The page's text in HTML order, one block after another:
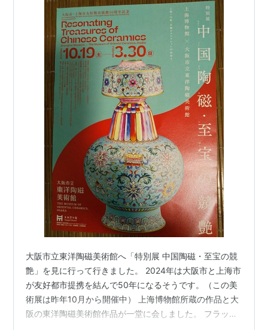
大阪市立東洋陶磁美術館へ「特別展 中国陶磁・至宝の競
艶」を見に行って行きました。 2024年は大阪市と上海市
が友好都市提携を結んで50年になるそうです。（この美
術展は昨年10月から開催中） 上海博物館所蔵の作品と大
阪の東洋陶磁美術館作品が一堂に会しました。 フラッシ